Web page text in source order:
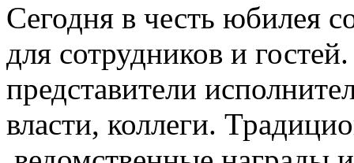
Сегодня в честь юбилея
для сотрудников и
представители
власти, коллеги.